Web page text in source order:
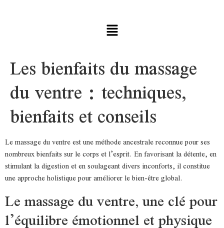
Les bienfaits du massage
du ventre : techniques,
bienfaits et conseils
Le massage du ventre est une méthode ancestrale reconnue pour ses
nombreux bienfaits sur le corps et l’esprit. En favorisant la détente, en
stimulant la digestion et en soulageant divers inconforts, il constitue
une approche holistique pour améliorer le bien-être global.
Le massage du ventre, une clé pour
l’équilibre émotionnel et physique